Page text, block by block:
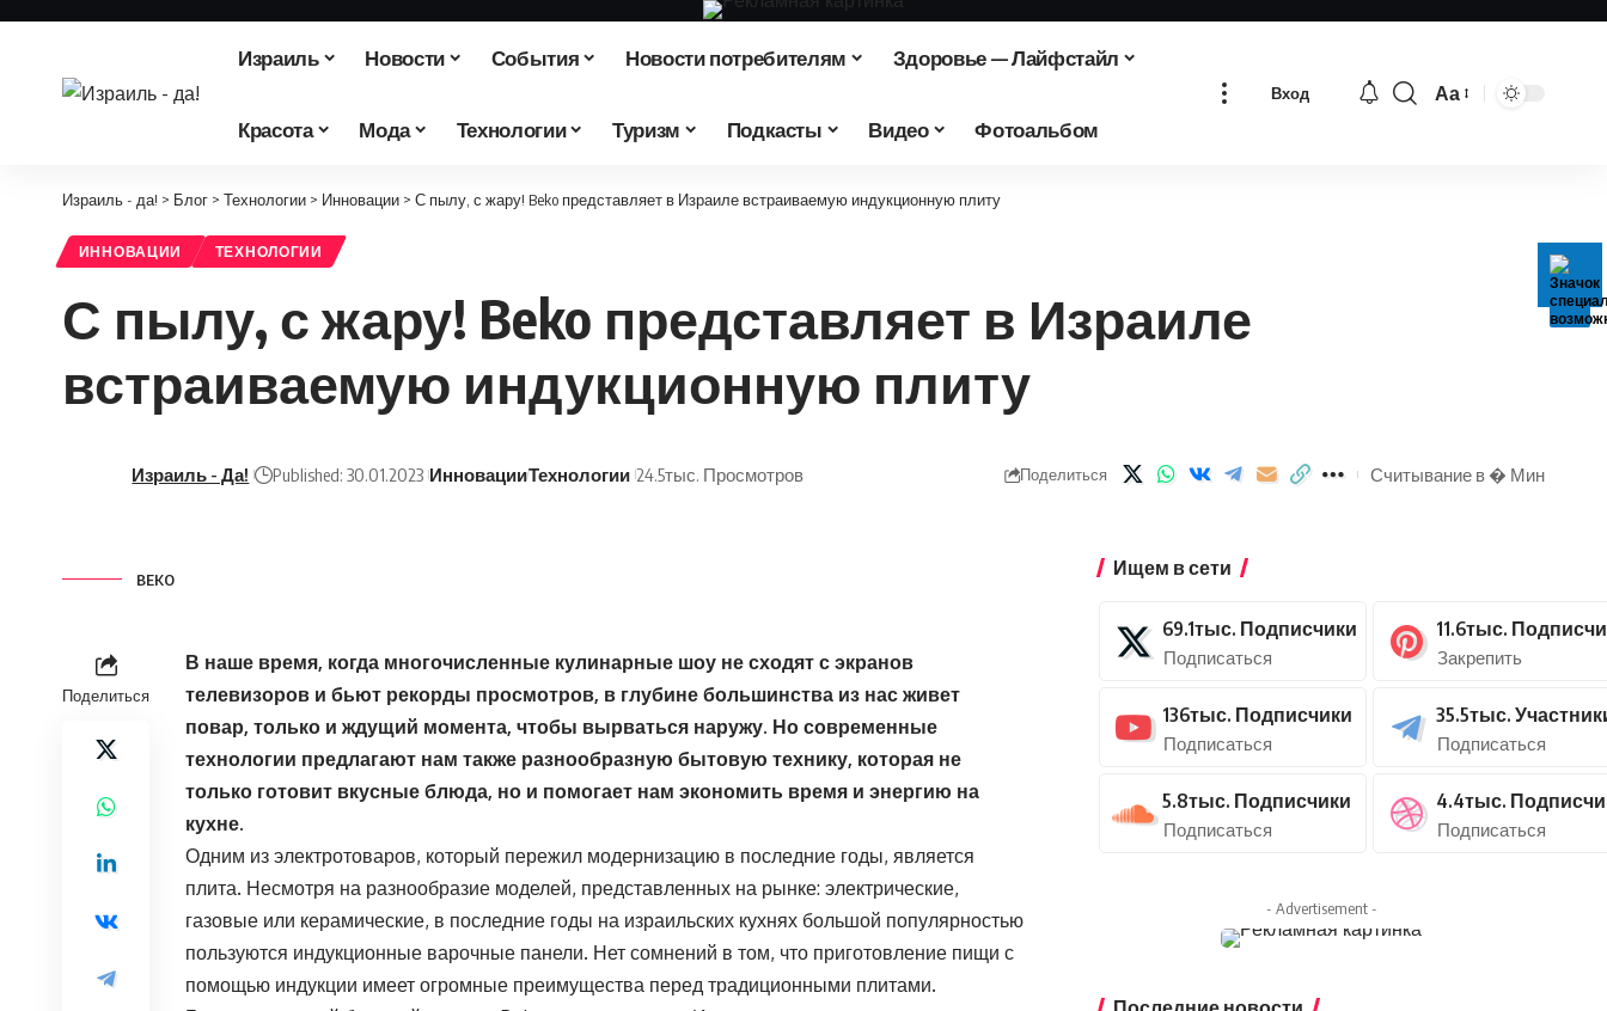
Израиль Новости События Новости потребителям Здоровье — Лайфстайл
Красота Мода Технологии Туризм Подкасты Видео Фотоальбом
Вход
Изменение
Аа
Израиль - да! > Блог > Технологии > Инновации > С пылу, с жару! Beko представляет в Израиле встраиваемую индукционную плиту
ИННОВАЦИИ ТЕХНОЛОГИИ
С пылу, с жару! Beko представляет в Израиле
встраиваемую индукционную плиту
Израиль - Да! Published: 30.01.2023 ИнновацииТехнологии 24.5тыс. Просмотров Поделиться Считывание в � Мин
BEKO
Поделиться
В наше время, когда многочисленные кулинарные шоу не сходят с экранов
телевизоров и бьют рекорды просмотров, в глубине большинства из нас живет
повар, только и ждущий момента, чтобы вырваться наружу. Но современные
технологии предлагают нам также разнообразную бытовую технику, которая не
только готовит вкусные блюда, но и помогает нам экономить время и энергию на
кухне.
Одним из электротоваров, который пережил модернизацию в последние годы, является
плита. Несмотря на разнообразие моделей, представленных на рынке: электрические,
газовые или керамические, в последние годы на израильских кухнях большой популярностью
пользуются индукционные варочные панели. Нет сомнений в том, что приготовление пищи с
помощью индукции имеет огромные преимущества перед традиционными плитами.
Ищем в сети
69.1тыс. Подписчики
Подписаться
11.6тыс.
Закрепить
136тыс. Подписчики
Подписаться
35.5тыс.
Подписаться
5.8тыс. Подписчики
Подписаться
4.4тыс.
Подписаться
- Advertisement -